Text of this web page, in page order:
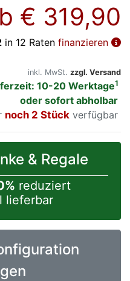
€ 319,90
in 12 Raten finanzieren
inkl. MwSt. zzgl. Versand
Lieferzeit: 10-20 Werktage1
oder sofort abholbar
noch 2 Stück verfügbar
& Regale
reduziert
lieferbar